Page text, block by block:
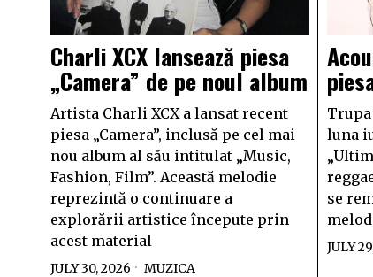
Charli XCX lansează piesa
„Camera” de pe noul album
Artista Charli XCX a lansat recent
piesa „Camera”, inclusă pe cel mai
nou album al său intitulat „Music,
Fashion, Film”. Această melodie
reprezintă o continuare a
explorării artistice începute prin
acest material
JULY 30, 2026 MUZICA
luna
se
JULY